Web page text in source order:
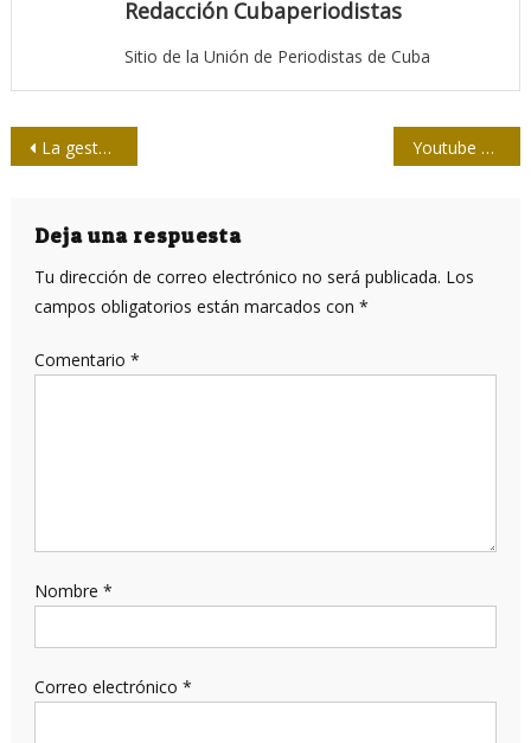
Redacción Cubaperiodistas
Sitio de la Unión de Periodistas de Cuba
Navegación
entradas
La gesta desde el alma de sus protagonistas Youtube con nuevos logo y diseño web
Deja una respuesta
Tu dirección de correo electrónico no será publicada. Los
campos obligatorios están marcados con *
Comentario *
Nombre *
Correo electrónico *